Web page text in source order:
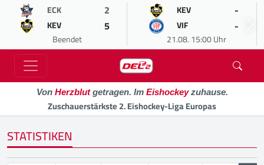
ECK 2
KEV 5
Beendet
KEV -
VIF -
21.08. 15:00 Uhr
Von Herzblutgetragen. Im Eishockeyzuhause.
Zuschauerstärkste 2. Eishockey-Liga Europas
STATISTIKEN